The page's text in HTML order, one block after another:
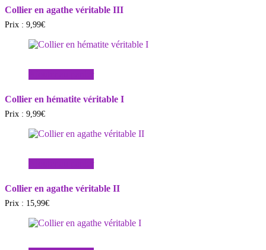
Collier en agathe véritable III
Prix : 9,99€
Collier en hématite véritable I
Prix : 9,99€
Collier en agathe véritable II
Prix : 15,99€